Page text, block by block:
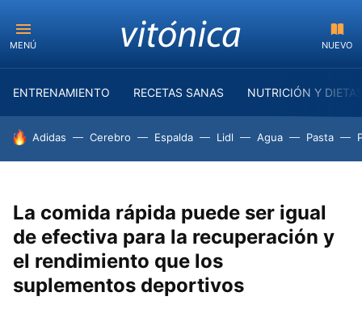
MENÚ NUEVO
ENTRENAMIENTO RECETAS SANAS NUTRICIÓN Y
HOY SE HABLA DE
Adidas Cerebro Espalda Lidl Agua Pasta
La comida rápida puede ser igual
de efectiva para la recuperación y
el rendimiento que los
suplementos deportivos